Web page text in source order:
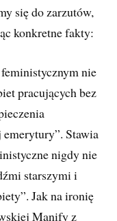
się do zarzutów,
konkretne fakty:
nie
pracujących bez
emerytury”. Stawia
nigdy nie
starszymi i
Jak na ironię
Manify z